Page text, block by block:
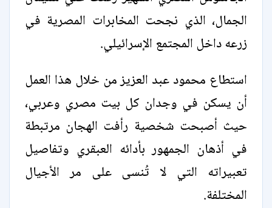
الجمال، الذي نجحت المخابرات المصرية في
زرعه داخل المجتمع الإسرائيلي.
استطاع محمود عبد العزيز من خلال هذا العمل
أن يسكن في وجدان كل بيت مصري وعربي،
حيث أصبحت شخصية رأفت الهجان مرتبطة
في أذهان الجمهور بأدائه العبقري وتفاصيل
تعبيراته التي لا تُنسى على مر الأجيال
المختلفة.